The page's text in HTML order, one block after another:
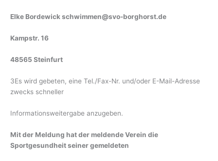
Elke Bordewickschwimmen@svo-borghorst.de
Kampstr. 16
48565 Steinfurt
3Es wird gebeten, eine Tel./Fax-Nr. und/oder E-Mail-Adresse
zwecks schneller
Informationsweitergabe anzugeben.
Mit der Meldung hat der meldende Verein die
Sportgesundheit seiner gemeldeten